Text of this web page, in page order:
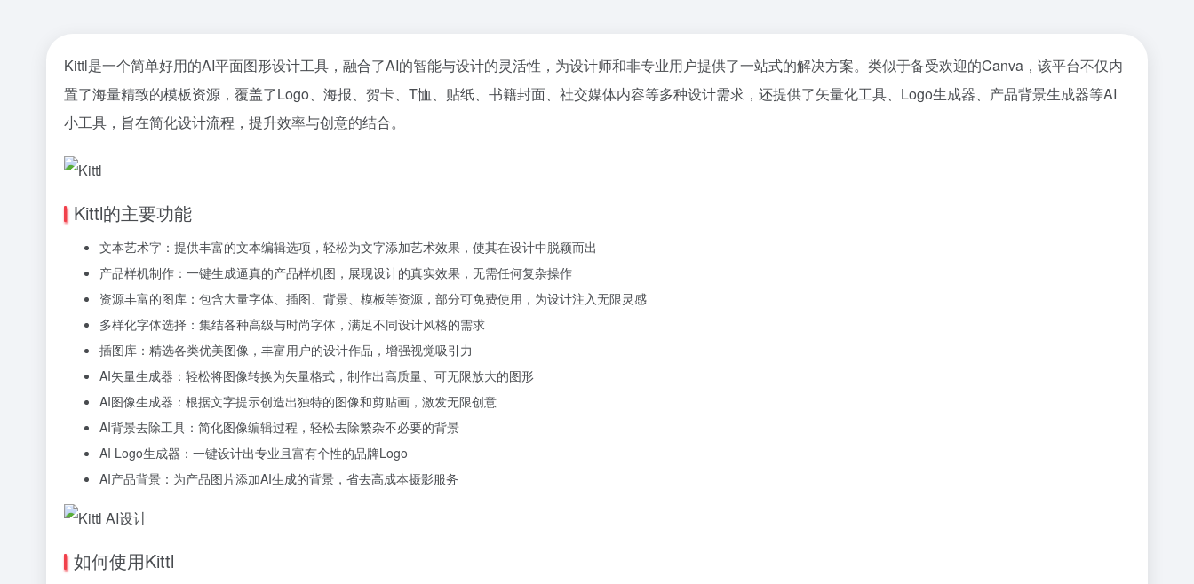
Kittl是一个简单好用的AI平面图形设计工具，融合了AI的智能与设计的灵活性，为设计师和非专业用户提供了一站式的解决方案。类似于备受欢迎的Canva，该平台不仅内
置了海量精致的模板资源，覆盖了Logo、海报、贺卡、T恤、贴纸、书籍封面、社交媒体内容等多种设计需求，还提供了矢量化工具、Logo生成器、产品背景生成器等AI
小工具，旨在简化设计流程，提升效率与创意的结合。
Kittl的主要功能
文本艺术字：提供丰富的文本编辑选项，轻松为文字添加艺术效果，使其在设计中脱颖而出
产品样机制作：一键生成逼真的产品样机图，展现设计的真实效果，无需任何复杂操作
资源丰富的图库：包含大量字体、插图、背景、模板等资源，部分可免费使用，为设计注入无限灵感
多样化字体选择：集结各种高级与时尚字体，满足不同设计风格的需求
插图库：精选各类优美图像，丰富用户的设计作品，增强视觉吸引力
AI矢量生成器：轻松将图像转换为矢量格式，制作出高质量、可无限放大的图形
AI图像生成器：根据文字提示创造出独特的图像和剪贴画，激发无限创意
AI背景去除工具：简化图像编辑过程，轻松去除繁杂不必要的背景
AI Logo生成器：一键设计出专业且富有个性的品牌Logo
AI产品背景：为产品图片添加AI生成的背景，省去高成本摄影服务
如何使用Kittl